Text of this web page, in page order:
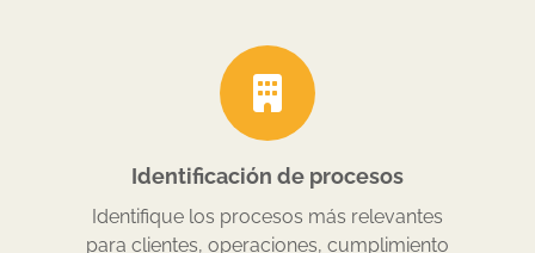
Identificación de procesos
Identifique los procesos más relevantes
para clientes, operaciones, cumplimiento